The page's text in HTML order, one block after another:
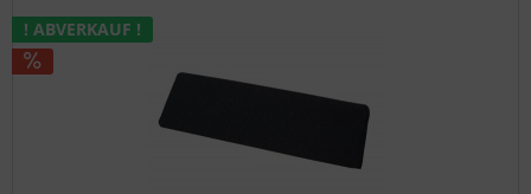
! ABVERKAUF !